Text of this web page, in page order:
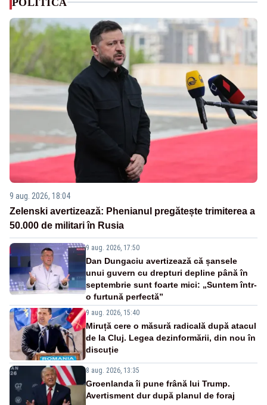
9 aug. 2026, 18:04
Zelenski avertizează: Phenianul pregătește trimiterea a
50.000 de militari în Rusia
9 aug. 2026, 17:50
Dan Dungaciu avertizează că șansele
unui guvern cu drepturi depline până în
septembrie sunt foarte mici: „Suntem într-
o furtună perfectă”
9 aug. 2026, 15:40
Miruță cere o măsură radicală după atacul
de la Cluj. Legea dezinformării, din nou în
discuție
8 aug. 2026, 13:35
Groenlanda îi pune frână lui Trump.
Avertisment dur după planul de foraj